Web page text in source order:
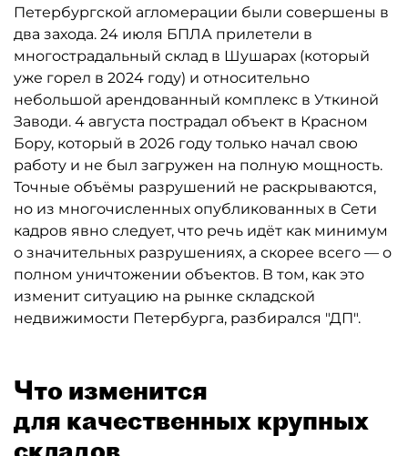
Петербургской агломерации были совершены в
два захода. 24 июля БПЛА прилетели в
многострадальный склад в Шушарах (который
уже горел в 2024 году) и относительно
небольшой арендованный комплекс в Уткиной
Заводи. 4 августа пострадал объект в Красном
Бору, который в 2026 году только начал свою
работу и не был загружен на полную мощность.
Точные объёмы разрушений не раскрываются,
но из многочисленных опубликованных в Сети
кадров явно следует, что речь идёт как минимум
о значительных разрушениях, а скорее всего — о
полном уничтожении объектов. В том, как это
изменит ситуацию на рынке складской
недвижимости Петербурга, разбирался "ДП".
Что изменится
для качественных крупных